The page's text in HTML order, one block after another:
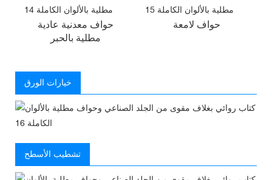
حواف معدنية عادية
مطلية بالحبر
حواف لامعة
خيارات الورق
تشطيب الأسطح